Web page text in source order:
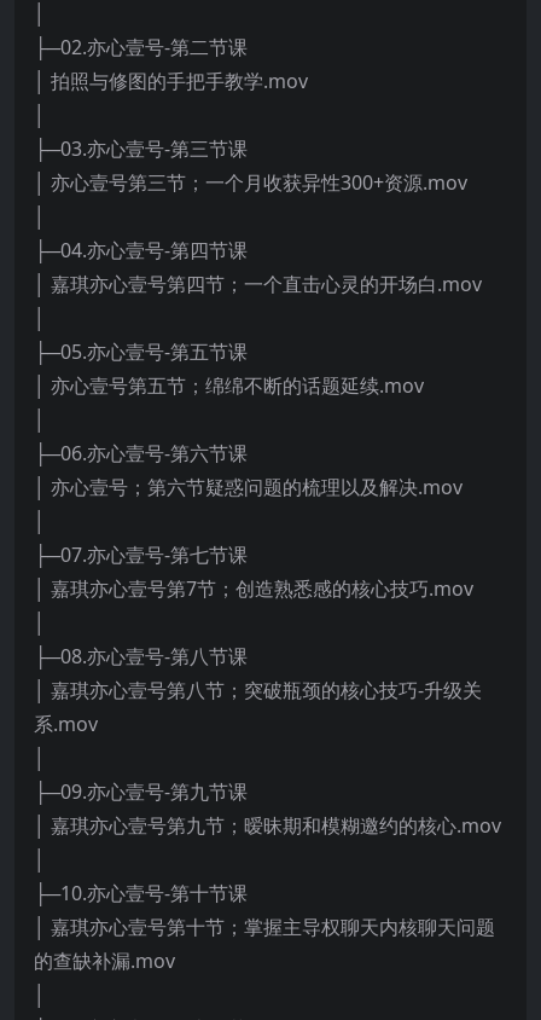
├─02.亦心壹号-第二节课
│ 拍照与修图的手把手教学.mov
├─03.亦心壹号-第三节课
│ 亦心壹号第三节；一个月收获异性300+资源.mov
├─04.亦心壹号-第四节课
│ 嘉琪亦心壹号第四节；一个直击心灵的开场白.mov
├─05.亦心壹号-第五节课
│ 亦心壹号第五节；绵绵不断的话题延续.mov
├─06.亦心壹号-第六节课
│ 亦心壹号；第六节疑惑问题的梳理以及解决.mov
├─07.亦心壹号-第七节课
│ 嘉琪亦心壹号第7节；创造熟悉感的核心技巧.mov
├─08.亦心壹号-第八节课
│ 嘉琪亦心壹号第八节；突破瓶颈的核心技巧-升级关
系.mov
├─09.亦心壹号-第九节课
│ 嘉琪亦心壹号第九节；暧昧期和模糊邀约的核心.mov
├─10.亦心壹号-第十节课
│ 嘉琪亦心壹号第十节；掌握主导权聊天内核聊天问题
的查缺补漏.mov